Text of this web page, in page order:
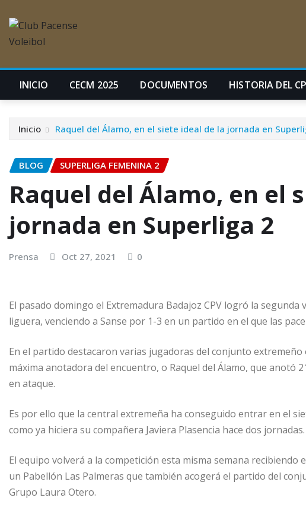
INICIO CECM 2025 DOCUMENTOS HISTORIA DEL
Inicio Raquel del Álamo, en el siete ideal de la jornada en
BLOG SUPERLIGA FEMENINA 2
Raquel del Álamo, en el
jornada en Superliga 2
Prensa Oct 27, 2021 0
El pasado domingo el Extremadura Badajoz CPV logró la
liguera, venciendo a Sanse por 1-3 en un partido en el que las
En el partido destacaron varias jugadoras del conjunto
máxima anotadora del encuentro, o Raquel del Álamo, que anotó
en ataque.
Es por ello que la central extremeña ha conseguido entrar en el
como ya hiciera su compañera Javiera Plasencia hace dos jornadas.
El equipo volverá a la competición esta misma semana recibiendo
un Pabellón Las Palmeras que también acogerá el partido del
Grupo Laura Otero.